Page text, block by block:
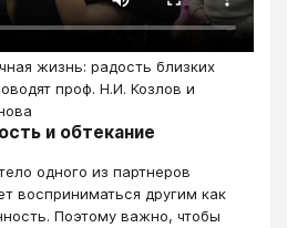
жизнь: радость близких
проф. Н.И. Козлов и
и обтекание
одного из партнеров
восприниматься другим как
Поэтому важно, чтобы